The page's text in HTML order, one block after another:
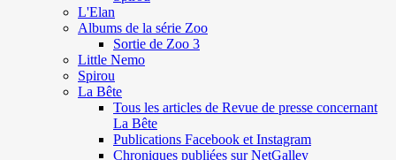
L'Elan
Albums de la série Zoo
Sortie de Zoo 3
Little Nemo
Spirou
La Bête
Tous les articles de Revue de presse concernant
La Bête
Publications Facebook et Instagram
Chroniques publiées sur NetGalley